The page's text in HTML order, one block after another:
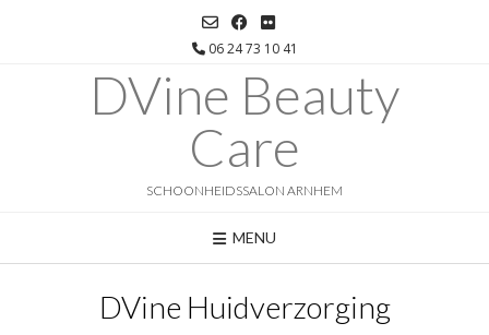
06 24 73 10 41
DVine Beauty
Care
SCHOONHEIDSSALON ARNHEM
MENU
DVine Huidverzorging